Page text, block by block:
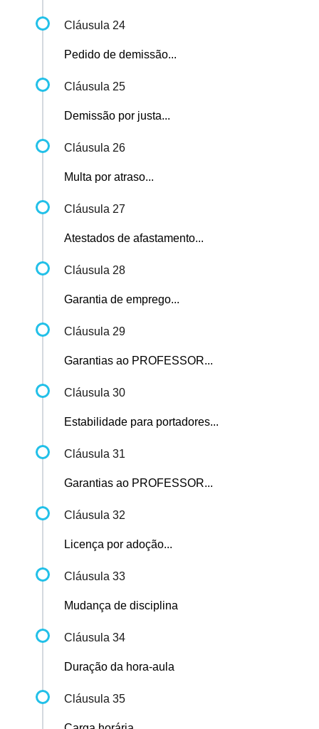
Cláusula 24
Pedido de demissão...
Cláusula 25
Demissão por justa...
Cláusula 26
Multa por atraso...
Cláusula 27
Atestados de afastamento...
Cláusula 28
Garantia de emprego...
Cláusula 29
Garantias ao PROFESSOR...
Cláusula 30
Estabilidade para portadores...
Cláusula 31
Garantias ao PROFESSOR...
Cláusula 32
Licença por adoção...
Cláusula 33
Mudança de disciplina
Cláusula 34
Duração da hora-aula
Cláusula 35